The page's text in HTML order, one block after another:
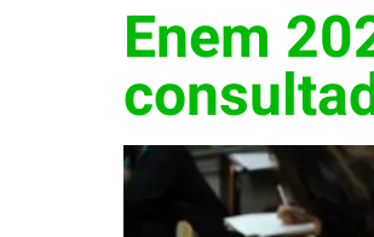
Enem